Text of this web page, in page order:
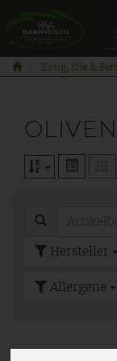
Essig, Öle &
Hersteller
Allergene